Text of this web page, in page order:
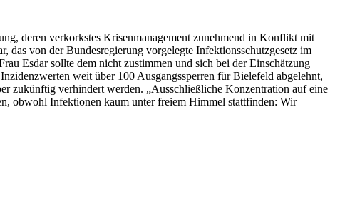
deren verkorkstes Krisenmanagement zunehmend in Konflikt mit
das von der Bundesregierung vorgelegte Infektionsschutzgesetz im
Esdar sollte dem nicht zustimmen und sich bei der Einschätzung
weit über 100 Ausgangssperren für Bielefeld abgelehnt,
zukünftig verhindert werden. „Ausschließliche Konzentration auf eine
obwohl Infektionen kaum unter freiem Himmel stattfinden: Wir